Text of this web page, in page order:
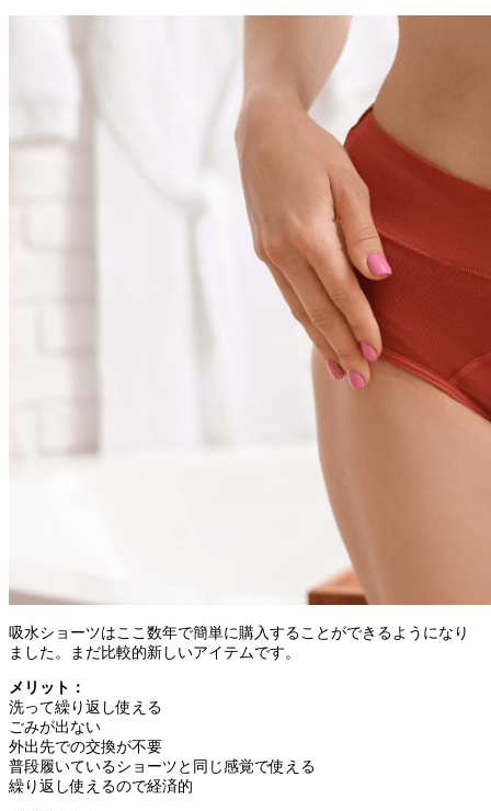
吸水ショーツはここ数年で簡単に購入することができるようになり
ました。まだ比較的新しいアイテムです。
メリット：
洗って繰り返し使える
ごみが出ない
外出先での交換が不要
普段履いているショーツと同じ感覚で使える
繰り返し使えるので経済的